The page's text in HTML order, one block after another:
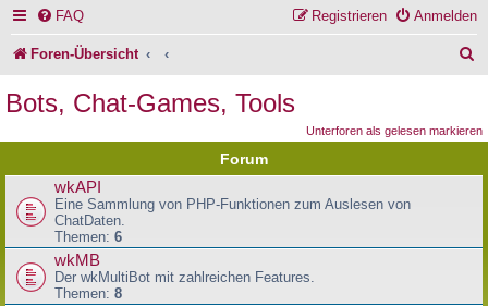
FAQ Anmelden
Registrieren
Foren-Übersicht
e
Bots, Chat-Games, Tools
Unterforen als gelesen markieren
Forum
wkAPI
Eine Sammlung von PHP-Funktionen zum Auslesen von
ChatDaten.
Themen: 6
wkMB
Der wkMultiBot mit zahlreichen Features.
Themen: 8